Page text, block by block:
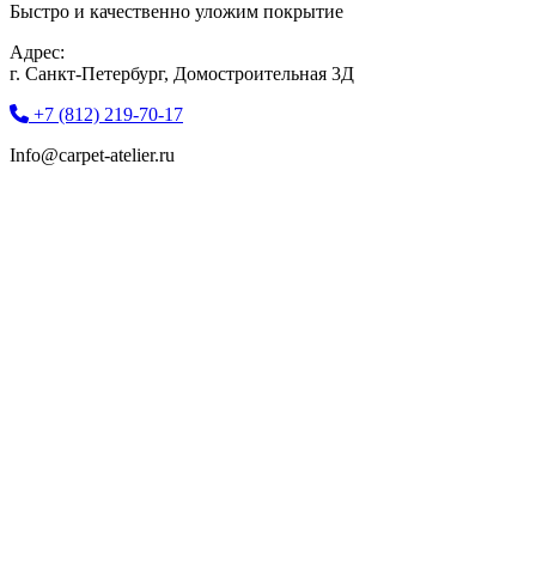
Быстро и качественно уложим покрытие
Адрес:
г. Санкт-Петербург, Домостроительная 3Д
+7 (812) 219-70-17
Info@carpet-atelier.ru